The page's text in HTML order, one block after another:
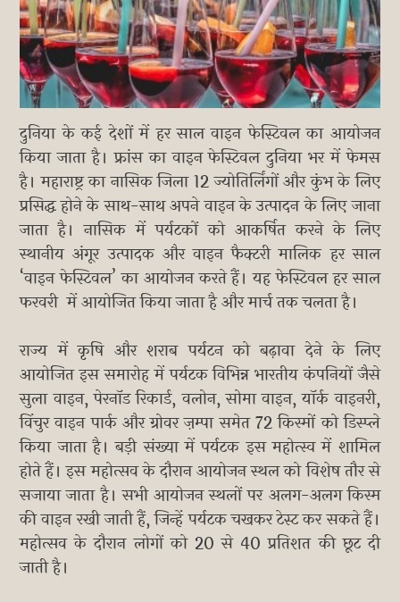
दुनिया के कई देशों में हर साल वाइन फेस्टिवल का आयोजन
किया जाता है। फ्रांस का वाइन फेस्टिवल दुनिया भर में फेमस
है। महाराष्ट्र का नासिक जिला 12 ज्योतिर्लिंगों और कुंभ के लिए
प्रसिद्ध होने के साथ-साथ अपने वाइन के उत्पादन के लिए जाना
जाता है। नासिक में पर्यटकों को आकर्षित करने के लिए
स्थानीय अंगूर उत्पादक और वाइन फैक्टरी मालिक हर साल
‘वाइन फेस्टिवल’ का आयोजन करते हैं। यह फेस्टिवल हर साल
फरवरी में आयोजित किया जाता है और मार्च तक चलता है।
राज्य में कृषि और शराब पर्यटन को बढ़ावा देने के लिए
आयोजित इस समारोह में पर्यटक विभिन्न भारतीय कंपनियों जैसे
सुला वाइन, पेरनॉड रिकार्ड, वलोन, सोमा वाइन, यॉर्क वाइनरी,
विंचुर वाइन पार्क और ग्रोवर ज़म्पा समेत 72 किस्मों को डिस्प्ले
किया जाता है। बड़ी संख्या में पर्यटक इस महोत्स्व में शामिल
होते हैं। इस महोत्सव के दौरान आयोजन स्थल को विशेष तौर से
सजाया जाता है। सभी आयोजन स्थलों पर अलग-अलग किस्म
की वाइन रखी जाती हैं, जिन्हें पर्यटक चखकर टेस्ट कर सकते हैं।
महोत्सव के दौरान लोगों को 20 से 40 प्रतिशत की छूट दी
जाती है।